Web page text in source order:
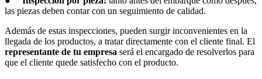
las piezas deben contar con un seguimiento de calidad.
Además de estas inspecciones, pueden surgir inconvenientes en la
llegada de los productos, a tratar directamente con el cliente final. El
representante de tu empresa será el encargado de resolverlos para
que el cliente quede satisfecho con el producto.